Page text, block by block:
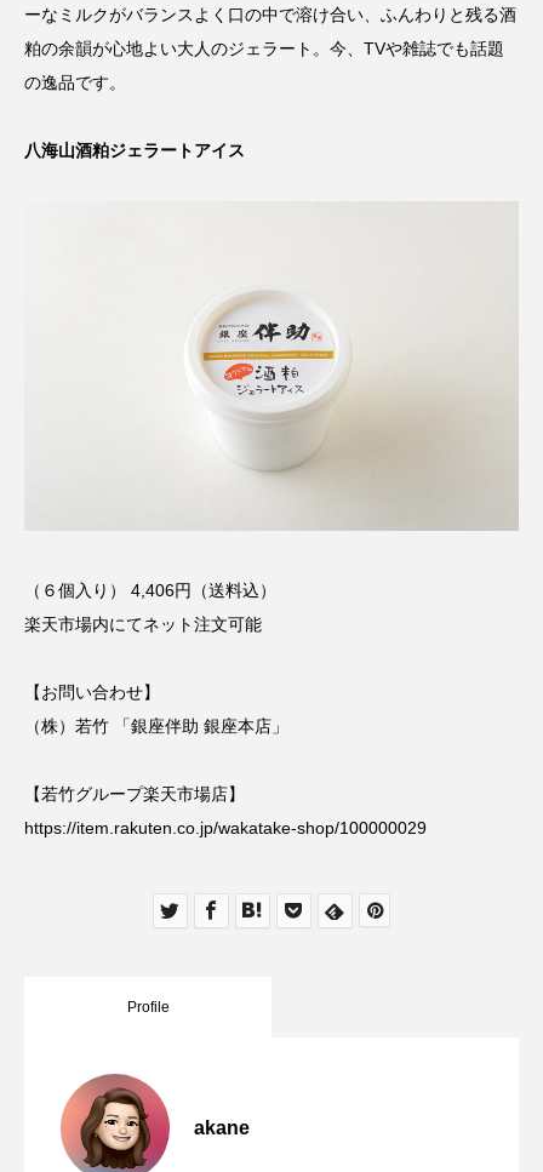
ーなミルクがバランスよく口の中で溶け合い、ふんわりと残る酒
粕の余韻が心地よい大人のジェラート。今、TVや雑誌でも話題
の逸品です。
八海山酒粕ジェラートアイス
（６個入り） 4,406円（送料込）
楽天市場内にてネット注文可能
【お問い合わせ】
（株）若竹 「銀座伴助 銀座本店」
【若竹グループ楽天市場店】
https://item.rakuten.co.jp/wakatake-shop/100000029
Profile
akane